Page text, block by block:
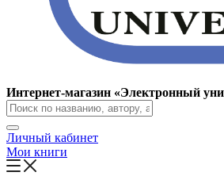
Интернет-магазин «Электронный
Личный кабинет
Мои книги